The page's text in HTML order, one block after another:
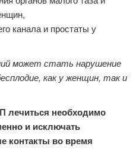
канала и простаты у
может стать нарушение
как у женщин, так и
лечиться необходимо
и исключать
контакты во время